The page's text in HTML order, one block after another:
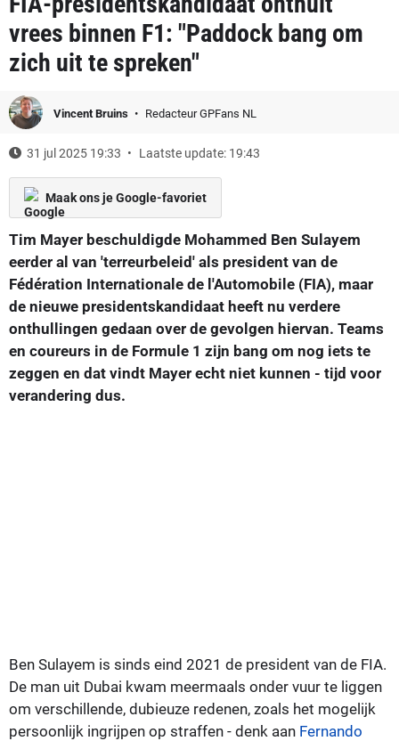
vrees binnen F1: "Paddock bang om
zich uit te spreken"
Vincent Bruins Redacteur GPFans NL
31 jul 2025 19:33 Laatste update: 19:43
Maak ons je Google-favoriet
Tim Mayer beschuldigde Mohammed Ben Sulayem
eerder al van 'terreurbeleid' als president van de
Fédération Internationale de l'Automobile (FIA), maar
de nieuwe presidentskandidaat heeft nu verdere
onthullingen gedaan over de gevolgen hiervan. Teams
en coureurs in de Formule 1 zijn bang om nog iets te
zeggen en dat vindt Mayer echt niet kunnen - tijd voor
verandering dus.
Ben Sulayem is sinds eind 2021 de president van de FIA.
De man uit Dubai kwam meermaals onder vuur te liggen
om verschillende, dubieuze redenen, zoals het mogelijk
persoonlijk ingrijpen op straffen - denk aan Fernando